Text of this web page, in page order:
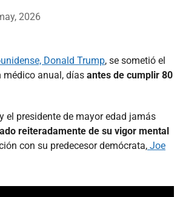
2026
Donald Trump, se sometió el
médico anual, días antes de cumplir 80
el presidente de mayor edad jamás
reiteradamente de su vigor mental
con su predecesor demócrata, Joe